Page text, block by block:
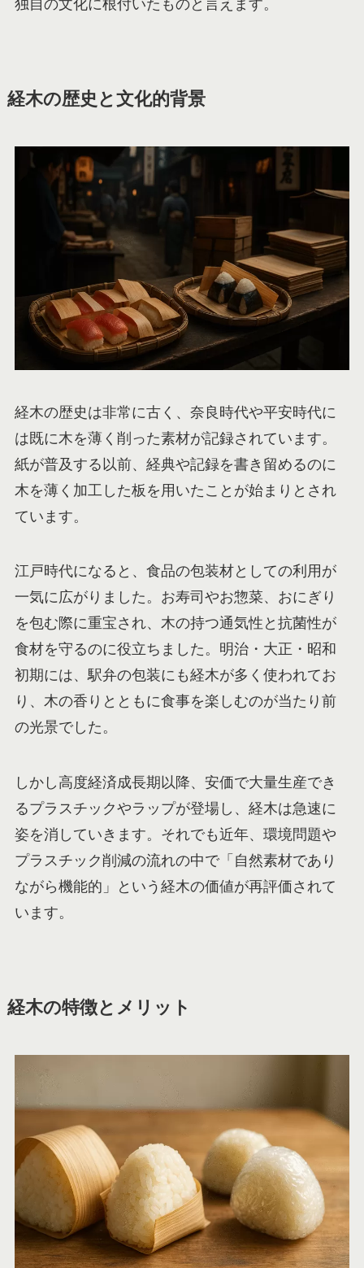
独自の文化に根付いたものと言えます。
経木の歴史と文化的背景
経木の歴史は非常に古く、奈良時代や平安時代に
は既に木を薄く削った素材が記録されています。
紙が普及する以前、経典や記録を書き留めるのに
木を薄く加工した板を用いたことが始まりとされ
ています。
江戸時代になると、食品の包装材としての利用が
一気に広がりました。お寿司やお惣菜、おにぎり
を包む際に重宝され、木の持つ通気性と抗菌性が
食材を守るのに役立ちました。明治・大正・昭和
初期には、駅弁の包装にも経木が多く使われてお
り、木の香りとともに食事を楽しむのが当たり前
の光景でした。
しかし高度経済成長期以降、安価で大量生産でき
るプラスチックやラップが登場し、経木は急速に
姿を消していきます。それでも近年、環境問題や
プラスチック削減の流れの中で「自然素材であり
ながら機能的」という経木の価値が再評価されて
います。
経木の特徴とメリット